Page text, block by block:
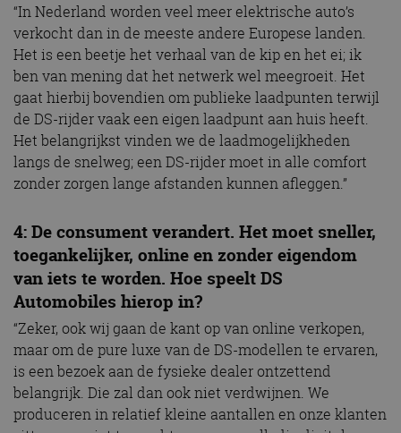
“In Nederland worden veel meer elektrische auto’s
verkocht dan in de meeste andere Europese landen.
Het is een beetje het verhaal van de kip en het ei; ik
ben van mening dat het netwerk wel meegroeit. Het
gaat hierbij bovendien om publieke laadpunten terwijl
de DS-rijder vaak een eigen laadpunt aan huis heeft.
Het belangrijkst vinden we de laadmogelijkheden
langs de snelweg; een DS-rijder moet in alle comfort
zonder zorgen lange afstanden kunnen afleggen.”
4: De consument verandert. Het moet sneller,
toegankelijker, online en zonder eigendom
van iets te worden. Hoe speelt DS
Automobiles hierop in?
“Zeker, ook wij gaan de kant op van online verkopen,
maar om de pure luxe van de DS-modellen te ervaren,
is een bezoek aan de fysieke dealer ontzettend
belangrijk. Die zal dan ook niet verdwijnen. We
produceren in relatief kleine aantallen en onze klanten